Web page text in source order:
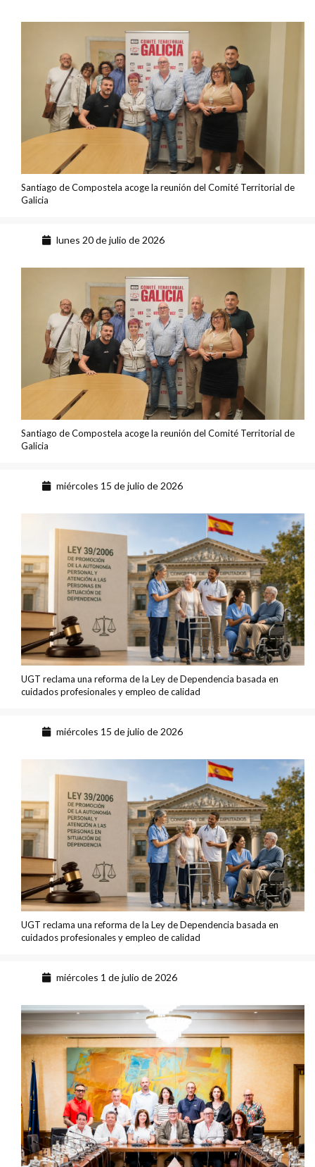
Santiago de Compostela acoge la reunión del Comité Territorial de
Galicia
lunes 20 de julio de 2026
Santiago de Compostela acoge la reunión del Comité Territorial de
Galicia
miércoles 15 de julio de 2026
UGT reclama una reforma de la Ley de Dependencia basada en
cuidados profesionales y empleo de calidad
miércoles 15 de julio de 2026
UGT reclama una reforma de la Ley de Dependencia basada en
cuidados profesionales y empleo de calidad
miércoles 1 de julio de 2026